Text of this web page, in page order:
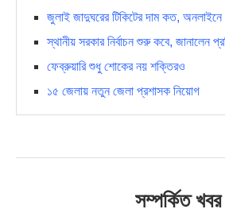
জুলাই জাদুঘরের টিকিটের দাম কত,
স্থানীয় সরকার নির্বাচন শুরু কবে, জানালেন
ফেব্রুয়ারি শুধু শোকের নয় শক্তিরও
১৫ জেলায় নতুন জেলা প্রশাসক নিয়োগ
সম্পর্কিত খবর